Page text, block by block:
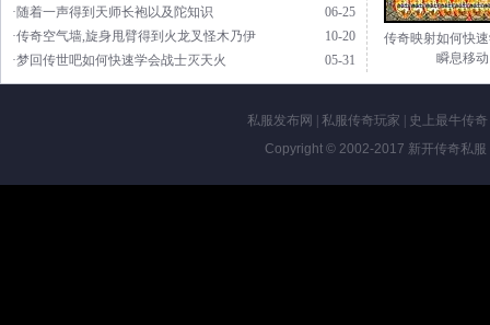
06-25
·随着一声得到天师长袍以及陀知识
10-20
·传奇空气墙,旋身甩臂得到火龙叉怪木乃伊
05-31
·梦回传世吧如何快速学会战士灭天火
传奇映射如何快
瞬息移动
私服发布网 私服传奇玩家 史上最牛传奇
Copyright © 2002-2017 新开传奇私服